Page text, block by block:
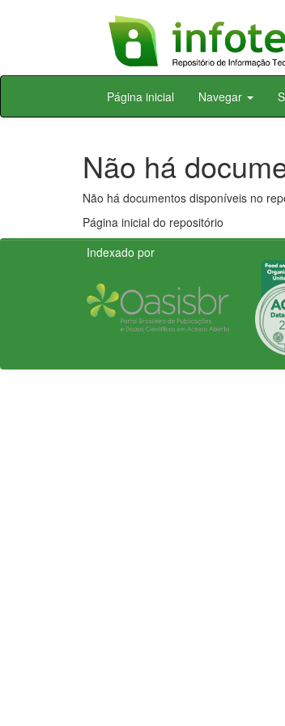
Skip
Página inicial Navegar
Não há
Não há documentos disponíveis no
Página inicial do repositório
Indexado por